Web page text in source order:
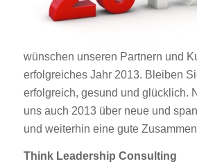
wünschen unseren Partnern und
erfolgreiches Jahr 2013. Bleiben
erfolgreich, gesund und glücklich.
uns auch 2013 über neue und
und weiterhin eine gute
Think Leadership Consulting